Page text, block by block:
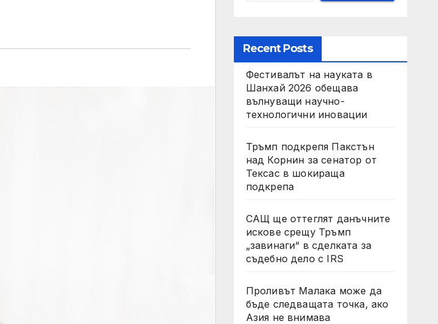
Recent Posts
Фестивалът на науката в
Шанхай 2026 обещава
вълнуващи научно-
технологични иновации
Тръмп подкрепя Пакстън
над Корнин за сенатор от
Тексас в шокираща
подкрепа
САЩ ще оттеглят данъчните
искове срещу Тръмп
„завинаги“ в сделката за
съдебно дело с IRS
Проливът Малака може да
бъде следващата точка, ако
Азия не внимава